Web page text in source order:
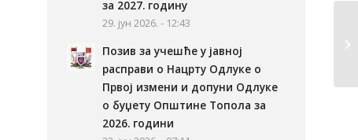
за 2027. годину
29. јун 2026. - 12:43
Позив за учешће у јавној
расправи о Нацрту Одлуке о
Првој измени и допуни Одлуке
о буџету Општине Топола за
2026. години